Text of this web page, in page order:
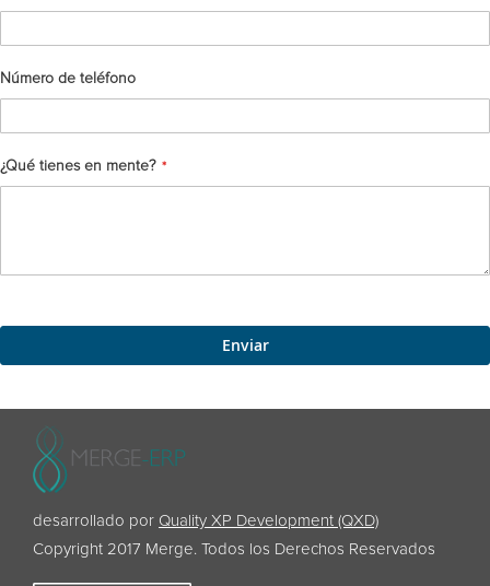
Número de teléfono
¿Qué tienes en mente?
Enviar
desarrollado por Quality XP Development (QXD)
Copyright 2017 Merge. Todos los Derechos Reservados